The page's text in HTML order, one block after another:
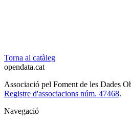
Torna al catàleg
opendata.cat
Associació pel Foment de les Dades
Registre d'associacions núm. 47468.
Navegació